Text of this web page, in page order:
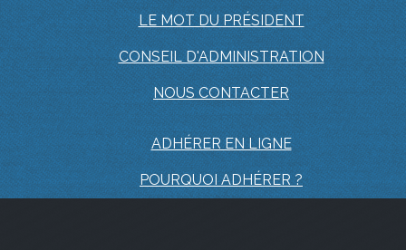
LE MOT DU PRÉSIDENT
CONSEIL D'ADMINISTRATION
NOUS CONTACTER
ADHÉRER EN LIGNE
POURQUOI ADHÉRER ?